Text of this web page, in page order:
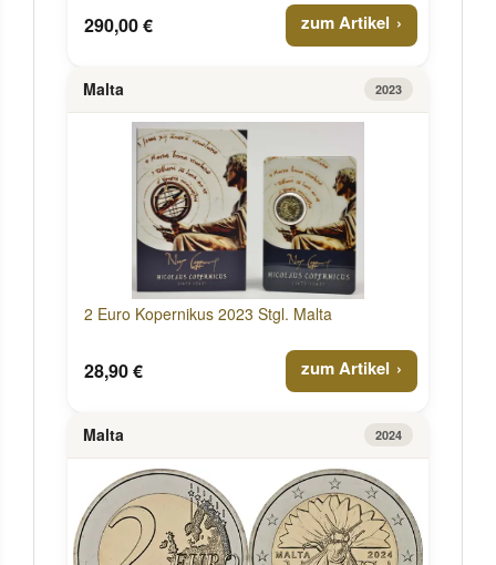
290,00 € zum Artikel
Malta 2023
2 Euro Kopernikus 2023 Stgl. Malta
28,90 € zum Artikel
Malta 2024